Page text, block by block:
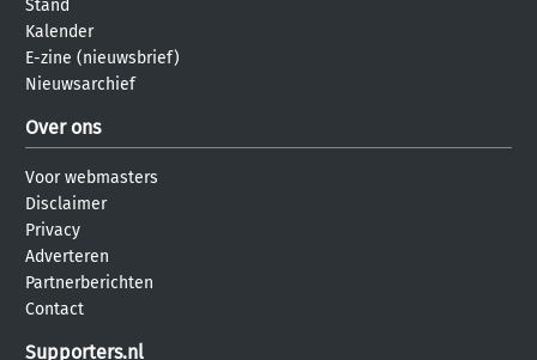
Stand
Kalender
E-zine (nieuwsbrief)
Nieuwsarchief
Over ons
Voor webmasters
Disclaimer
Privacy
Adverteren
Partnerberichten
Contact
Supporters.nl